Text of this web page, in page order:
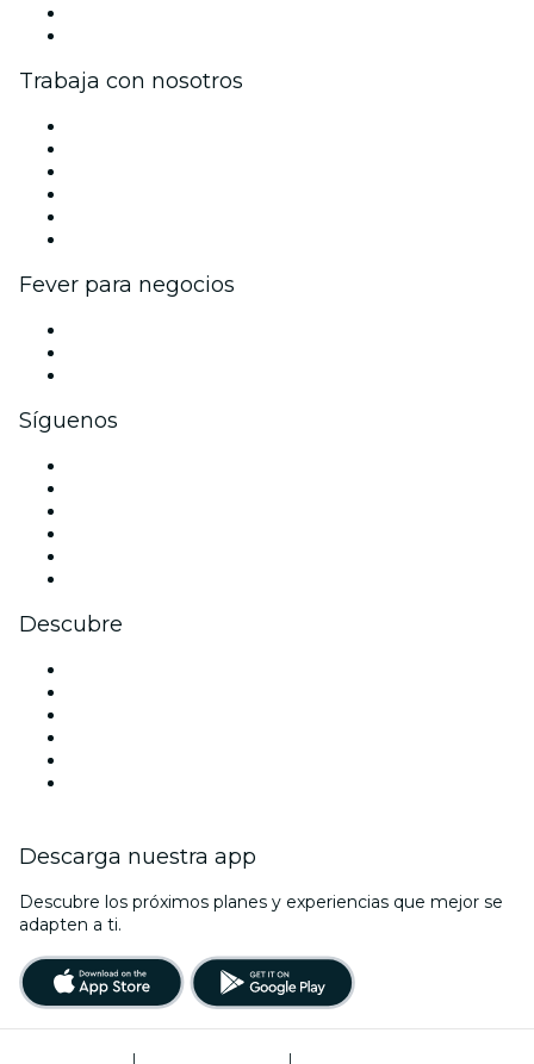
Trabaja con nosotros
Fever para negocios
Síguenos
Descubre
Descarga nuestra app
Descubre los próximos planes y experiencias que mejor se
adapten a ti.
| |